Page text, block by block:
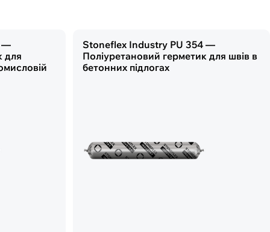
—
для
Stoneflex Industry PU 354 —
Поліуретановий герметик для швів в
бетонних підлогах